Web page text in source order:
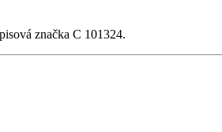
značka C 101324.